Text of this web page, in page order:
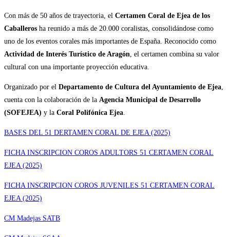
Con más de 50 años de trayectoria, el Certamen Coral de Ejea de los
Caballeros ha reunido a más de 20.000 coralistas, consolidándose como
uno de los eventos corales más importantes de España. Reconocido como
Actividad de Interés Turístico de Aragón , el certamen combina su valor
cultural con una importante proyección educativa.
Organizado por el Departamento de Cultura del Ayuntamiento de Ejea
cuenta con la colaboración de la Agencia Municipal de Desarrollo
(SOFEJEA) y la Coral Polifónica Ejea
BASES DEL 51 DERTAMEN CORAL DE EJEA (2025)
FICHA INSCRIPCION COROS ADULTORS 51 CERTAMEN CORAL
EJEA (2025)
FICHA INSCRIPCION COROS JUVENILES 51 CERTAMEN CORAL
EJEA (2025)
CM Madejas SATB